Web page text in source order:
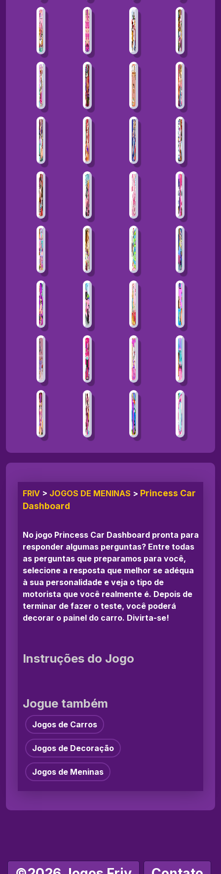
FRIV > JOGOS DE MENINAS > Princess Car
Dashboard
No jogo Princess Car Dashboard pronta para
responder algumas perguntas? Entre todas
as perguntas que preparamos para você,
selecione a resposta que melhor se adéqua
à sua personalidade e veja o tipo de
motorista que você realmente é. Depois de
terminar de fazer o teste, você poderá
decorar o painel do carro. Divirta-se!
Instruções do Jogo
Jogue também
Jogos de Carros
Jogos de Decoração
Jogos de Meninas